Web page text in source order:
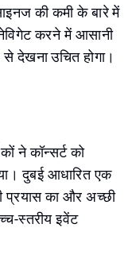
की कमी के बारे में
करने में आसानी
देखना उचित होगा।
ने कॉन्सर्ट को
दुबई आधारित एक
प्रयास का और अच्छी
स्तरीय इवेंट